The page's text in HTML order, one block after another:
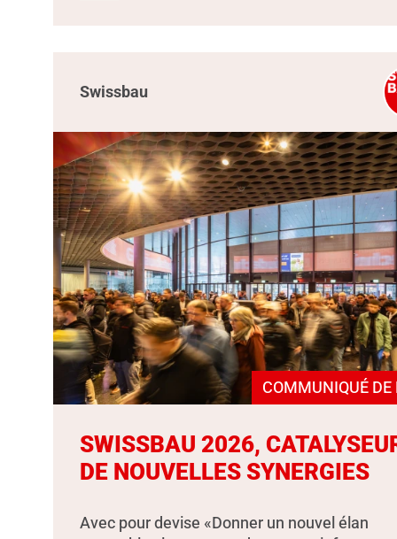
Swissbau
COMMUNIQUÉ DE
SWISSBAU 2026,
DE NOUVELLES SYNERGIES
Avec pour devise «Donner un nouvel élan